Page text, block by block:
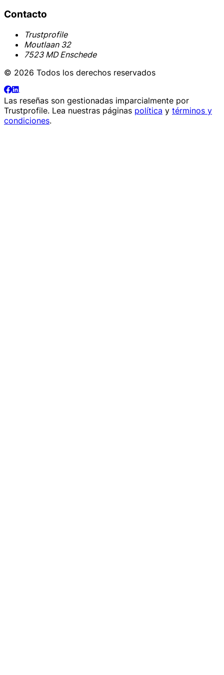
Contacto
Trustprofile
Moutlaan 32
7523 MD Enschede
© 2026 Todos los derechos reservados
Las reseñas son gestionadas imparcialmente por
Trustprofile. Lea nuestras páginas política y términos y
condiciones.